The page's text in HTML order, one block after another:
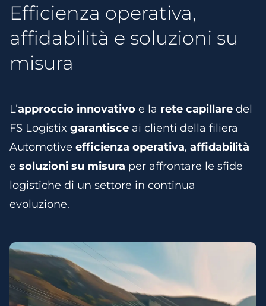
Efficienza operativa,
affidabilità e soluzioni su
misura
L’approccio innovativo e la rete capillare del
FS Logistix garantisce ai clienti della filiera
Automotive efficienza operativa, affidabilità
e soluzioni su misura per affrontare le sfide
logistiche di un settore in continua
evoluzione.